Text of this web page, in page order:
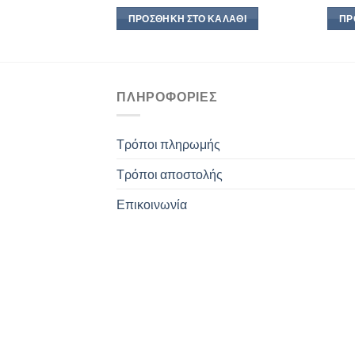
ΠΡΟΣΘΉΚΗ ΣΤΟ ΚΑΛΆΘΙ
ΠΛΗΡΟΦΟΡΊΕΣ
Τρόποι πληρωμής
Τρόποι αποστολής
Επικοινωνία